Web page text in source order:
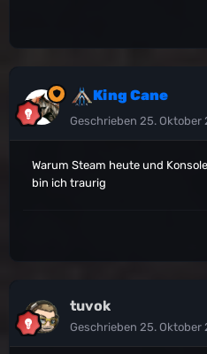
King Cane
Geschrieben 25. Oktober
Warum Steam heute und
bin ich traurig
tuvok
Geschrieben 25. Oktober